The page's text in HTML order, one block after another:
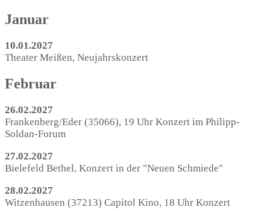
Januar
10.01.2027
Theater Meißen, Neujahrskonzert
Februar
26.02.2027
Frankenberg/Eder (35066), 19 Uhr Konzert im Philipp-
Soldan-Forum
27.02.2027
Bielefeld Bethel, Konzert in der "Neuen Schmiede"
28.02.2027
Witzenhausen (37213) Capitol Kino, 18 Uhr Konzert